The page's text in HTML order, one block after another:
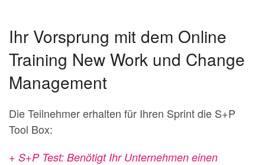
Ihr Vorsprung mit dem Online
Training New Work und Change
Management
Die Teilnehmer erhalten für Ihren Sprint die S+P
Tool Box:
+ S+P Test: Benötigt Ihr Unternehmen einen